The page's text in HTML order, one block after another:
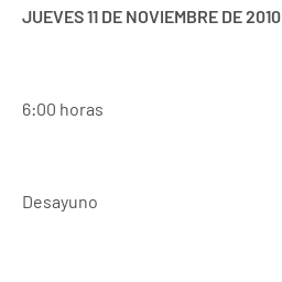
JUEVES 11 DE NOVIEMBRE DE 2010
6:00 horas
Desayuno